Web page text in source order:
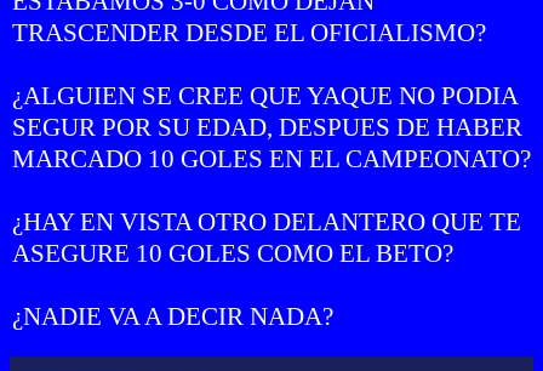
TRASCENDER DESDE EL OFICIALISMO?
¿ALGUIEN SE CREE QUE YAQUE NO PODIA
SEGUR POR SU EDAD, DESPUES DE HABER
MARCADO 10 GOLES EN EL CAMPEONATO?
¿HAY EN VISTA OTRO DELANTERO QUE TE
ASEGURE 10 GOLES COMO EL BETO?
¿NADIE VA A DECIR NADA?